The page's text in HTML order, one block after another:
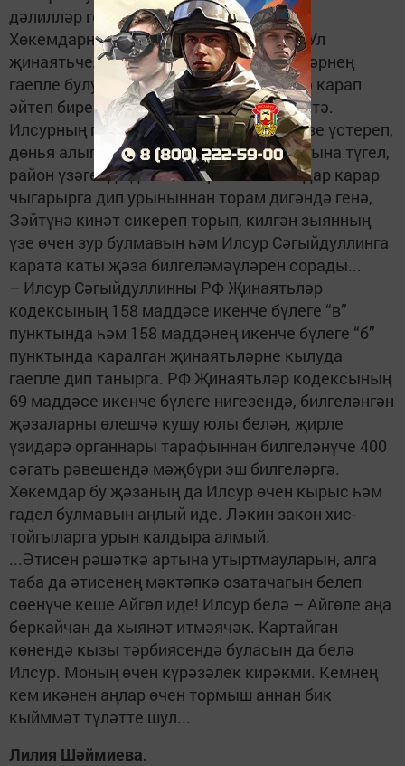
дәлилләр генә юк.
Хөкемдарның беренче эше генә түгел. Ул
җинаятьчеләрне күп күргәндер. Кешеләрнең
гаепле булу-булмауларын да күзләренә карап
әйтеп бирер иде. Тик монда закон хәл итә.
Илсурның гаепсез булуын, кызын берүзе үстереп,
дөнья алып баруын ул яшәгән авылда гына түгел,
район үзәгендә дә беләләр бит! Хөкемдар карар
чыгарырга дип урыныннан торам дигәндә генә,
Зәйтүнә кинәт сикереп торып, килгән зыянның
үзе өчен зур булмавын һәм Илсур Сәгыйдуллинга
карата каты җәза билгеләмәүләрен сорады...
– Илсур Сәгыйдуллинны РФ Җинаятьләр
кодексының 158 маддәсе икенче бүлеге “в”
пунктында һәм 158 маддәнең икенче бүлеге “б”
пунктында каралган җинаятьләрне кылуда
гаепле дип танырга. РФ Җинаятьләр кодексының
69 маддәсе икенче бүлеге нигезендә, билгеләнгән
җәзаларны өлешчә кушу юлы белән, җирле
үзидарә органнары тарафыннан билгеләнүче 400
сәгать рәвешендә мәҗбүри эш билгеләргә.
Хөкемдар бу җәзаның да Илсур өчен кырыс һәм
гадел булмавын аңлый иде. Ләкин закон хис-
тойгыларга урын калдыра алмый.
...Әтисен рәшәткә артына утыртмауларын, алга
таба да әтисенең мәктәпкә озатачагын белеп
сөенүче кеше Айгөл иде! Илсур белә – Айгөле аңа
беркайчан да хыянәт итмәячәк. Картайган
көнендә кызы тәрбиясендә буласын да белә
Илсур. Моның өчен күрәзәлек кирәкми. Кемнең
кем икәнен аңлар өчен тормыш аннан бик
кыйммәт түләтте шул...
Лилия Шәймиева.